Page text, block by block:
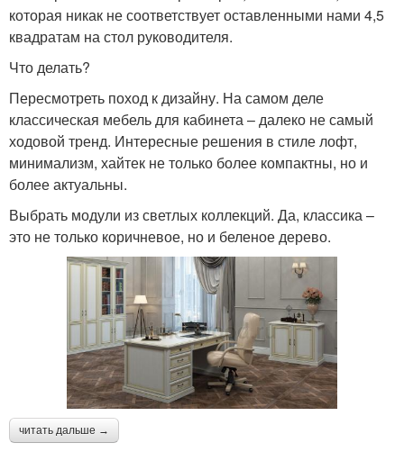
которая никак не соответствует оставленными нами 4,5
квадратам на стол руководителя.
Что делать?
Пересмотреть поход к дизайну. На самом деле
классическая мебель для кабинета – далеко не самый
ходовой тренд. Интересные решения в стиле лофт,
минимализм, хайтек не только более компактны, но и
более актуальны.
Выбрать модули из светлых коллекций. Да, классика –
это не только коричневое, но и беленое дерево.
читать дальше →